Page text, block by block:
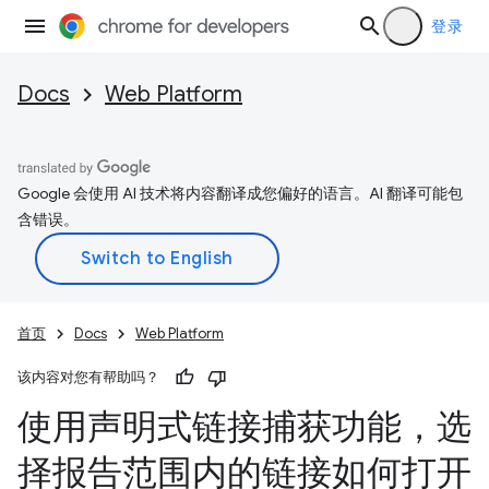
登录
Docs Web Platform
Google 会使用 AI 技术将内容翻译成您偏好的语言。AI 翻译可能包
含错误。
首页 Docs Web Platform
该内容对您有帮助吗？
使用声明式链接捕获功能，选
择报告范围内的链接如何打开